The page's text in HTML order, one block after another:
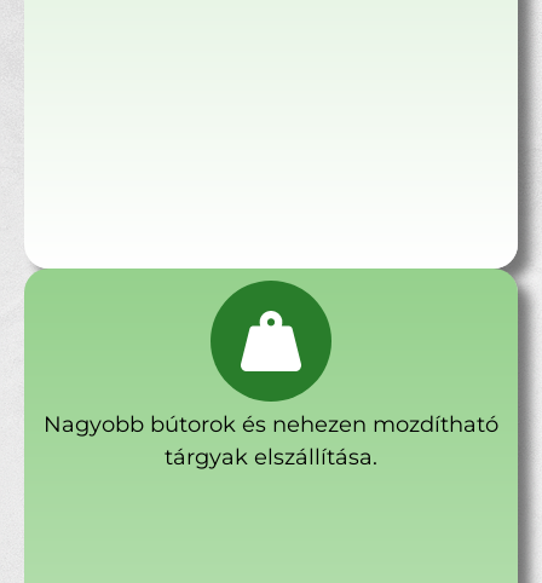
Nagyobb bútorok és nehezen mozdítható
tárgyak elszállítása.